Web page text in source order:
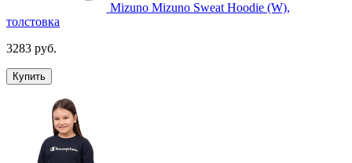
Mizuno Mizuno Sweat Hoodie (W),
толстовка
3283 руб.
Купить